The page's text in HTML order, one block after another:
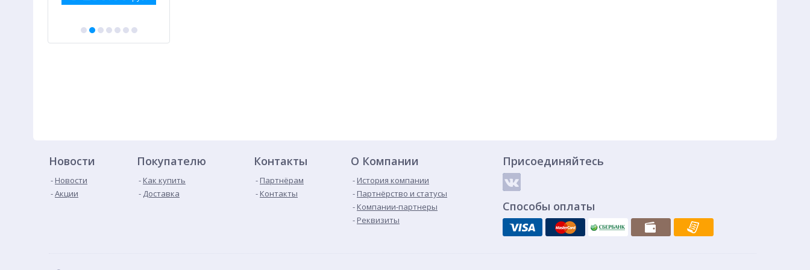
Новости
Новости
Акции
Покупателю
Как купить
Доставка
Контакты
Партнёрам
Контакты
О Компании
История компании
Партнёрство и статусы
Компании-партнеры
Реквизиты
Присоединяйтесь
Способы оплаты